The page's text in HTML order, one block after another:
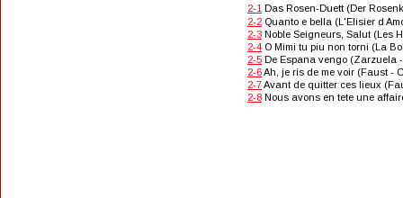
2-1 Das Rosen-Duett (Der
2-2 Quanto e bella (L'Elisier d
2-3 Noble Seigneurs, Salut (Les
2-4 O Mimi tu piu non torni (La
2-5 De Espana vengo (Zarzuela
2-6 Ah, je ris de me voir (Faust -
2-7 Avant de quitter ces lieux
2-8 Nous avons en tete une